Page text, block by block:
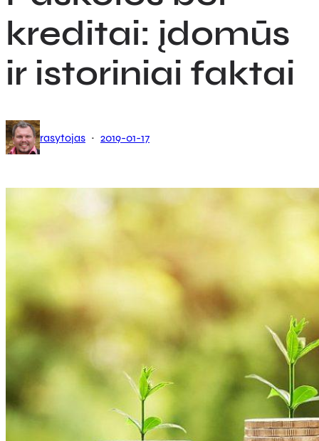
kreditai: įdomūs
ir istoriniai faktai
rasytojas · 2019-01-17